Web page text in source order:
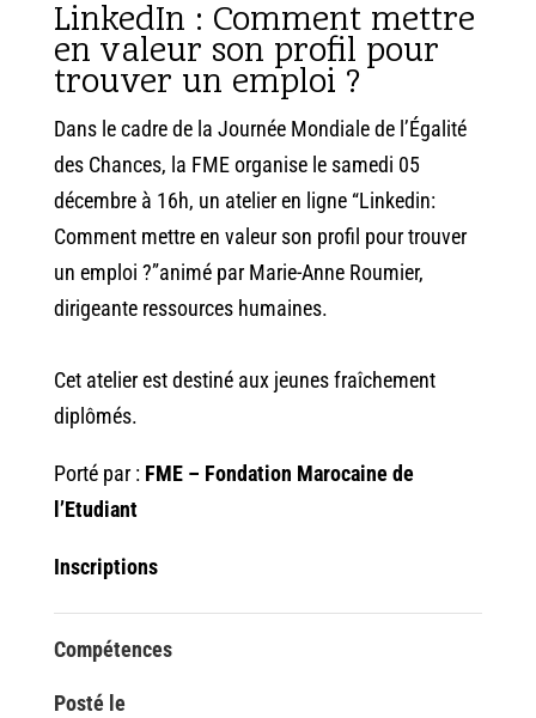
LinkedIn : Comment mettre
en valeur son profil pour
trouver un emploi ?
Dans le cadre de la Journée Mondiale de l’Égalité
des Chances, la FME organise le samedi 05
décembre à 16h, un atelier en ligne “Linkedin:
Comment mettre en valeur son profil pour trouver
un emploi ?”animé par Marie-Anne Roumier,
dirigeante ressources humaines.
Cet atelier est destiné aux jeunes fraîchement
diplômés.
Porté par : FME – Fondation Marocaine de
l’Etudiant
Inscriptions
Compétences
Posté le